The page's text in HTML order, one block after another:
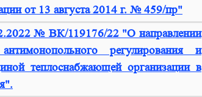
от 13 августа 2014 г. № 459/пр"
№ ВК/119176/22 "О направлении
регулирования и
теплоснабжающей организации в